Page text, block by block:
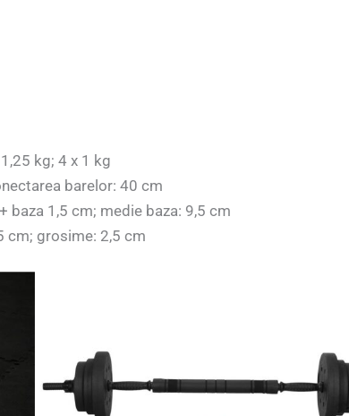
kg; 4 x 1 kg
barelor: 40 cm
baza 1,5 cm; medie baza: 9,5 cm
cm; grosime: 2,5 cm